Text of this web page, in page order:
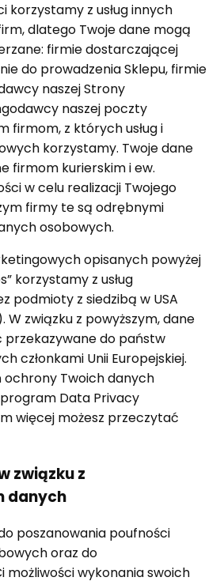
korzystamy z usług innych
dlatego Twoje dane mogą
firmie dostarczającej
do prowadzenia Sklepu, firmie
naszej Strony
naszej poczty
firmom, z których usług i
korzystamy. Twoje dane
firmom kurierskim i ew.
w celu realizacji Twojego
firmy te są odrębnymi
osobowych.
opisanych powyżej
korzystamy z usług
podmioty z siedzibą w USA
W związku z powyższym, dane
do państw
członkami Unii Europejskiej.
Twoich danych
Data Privacy
więcej możesz przeczytać
związku z
danych
poszanowania poufności
oraz do
możliwości wykonania swoich